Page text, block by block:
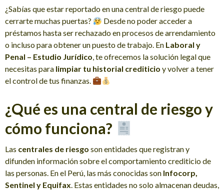
¿Sabías que estar reportado en una central de riesgo puede
cerrarte muchas puertas?
Desde no poder acceder a
préstamos hasta ser rechazado en procesos de arrendamiento
o incluso para obtener un puesto de trabajo. En Laboral y
Penal – Estudio Jurídico, te ofrecemos la solución legal que
necesitas para limpiar tu historial crediticio y volver a tener
el control de tus finanzas.
¿Qué es una central de riesgo y
cómo funciona?
Las centrales de riesgo son entidades que registran y
difunden información sobre el comportamiento crediticio de
las personas. En el Perú, las más conocidas son Infocorp,
Sentinel y Equifax. Estas entidades no solo almacenan deudas,